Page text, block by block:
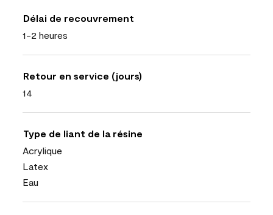
Délai de recouvrement
1-2 heures
Retour en service (jours)
14
Type de liant de la résine
Acrylique
Latex
Eau